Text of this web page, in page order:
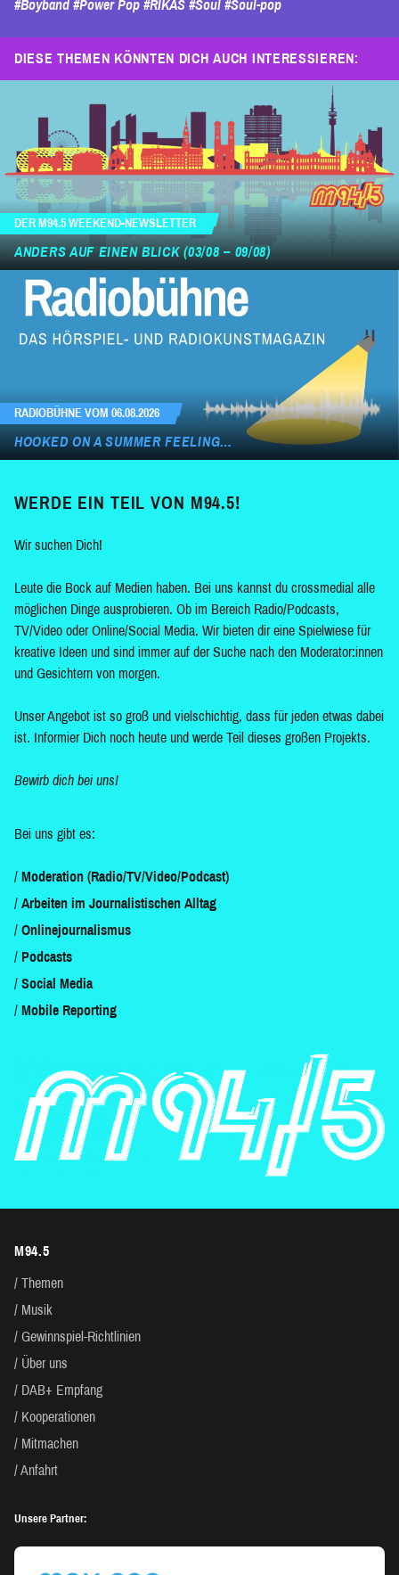
#Boyband #Power Pop #RIKAS #Soul #Soul-pop
DIESE THEMEN KÖNNTEN DICH AUCH INTERESSIEREN:
DER M94.5 WEEKEND-NEWSLETTER
ANDERS AUF EINEN BLICK (03/08 – 09/08)
RADIOBÜHNE VOM 06.08.2026
HOOKED ON A SUMMER FEELING…
WERDE EIN TEIL VON M94.5!
Wir suchen Dich!
Leute die Bock auf Medien haben. Bei uns kannst du crossmedial alle
möglichen Dinge ausprobieren. Ob im Bereich Radio/Podcasts,
TV/Video oder Online/Social Media. Wir bieten dir eine Spielwiese für
kreative Ideen und sind immer auf der Suche nach den Moderator:innen
und Gesichtern von morgen.
Unser Angebot ist so groß und vielschichtig, dass für jeden etwas dabei
ist. Informier Dich noch heute und werde Teil dieses großen Projekts.
Bewirb dich bei uns!
Bei uns gibt es:
Moderation (Radio/TV/Video/Podcast)
Arbeiten im Journalistischen Alltag
Onlinejournalismus
Podcasts
Social Media
Mobile Reporting
M94.5
Themen
Musik
Gewinnspiel-Richtlinien
Über uns
DAB+ Empfang
Kooperationen
Mitmachen
Anfahrt
Unsere Partner: